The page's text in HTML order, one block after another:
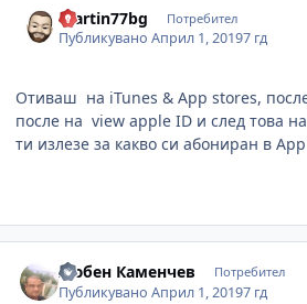
martin77bg Потребител
ПубликуваноАприл 1, 20197 гд
Отиваш на iTunes & App stores,
после на view apple ID и след това
ти излезе за какво си абониран в
Любен Каменчев Потребител
ПубликуваноАприл 1, 20197 гд